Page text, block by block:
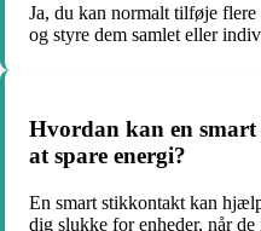
Ja, du kan normalt tilføje
og styre dem samlet eller
Hvordan kan en
at spare energi?
En smart stikkontakt kan
dig slukke for enheder, når